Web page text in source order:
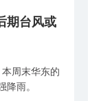
期台风或
周末华东的
降雨。